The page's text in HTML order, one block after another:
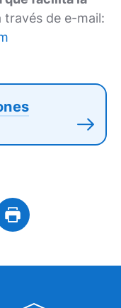
través de e-mail: